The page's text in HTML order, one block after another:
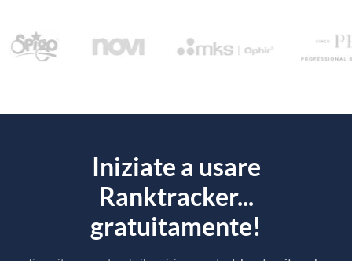
Iniziate a usare
Ranktracker...
gratuitamente!